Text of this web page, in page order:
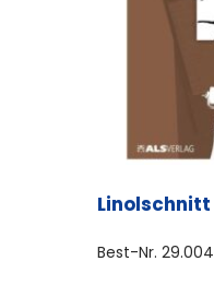
Linolschnitt
Best-Nr. 29.004